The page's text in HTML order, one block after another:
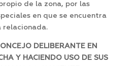
de la zona, por las
en que se encuentra
relacionada.
DELIBERANTE EN
Y HACIENDO USO DE SUS